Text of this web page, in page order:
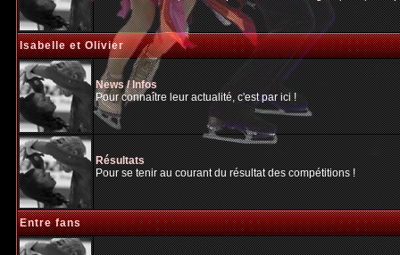
Isabelle et Olivier
News / Infos
Pour connaître leur actualité, c'est par ici !
Résultats
Pour se tenir au courant du résultat des compétitions !
Entre fans